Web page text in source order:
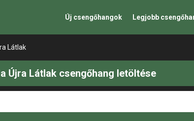
Új csengőhangok Legjobb
Látlak
Újra Látlak csengőhang letöltése